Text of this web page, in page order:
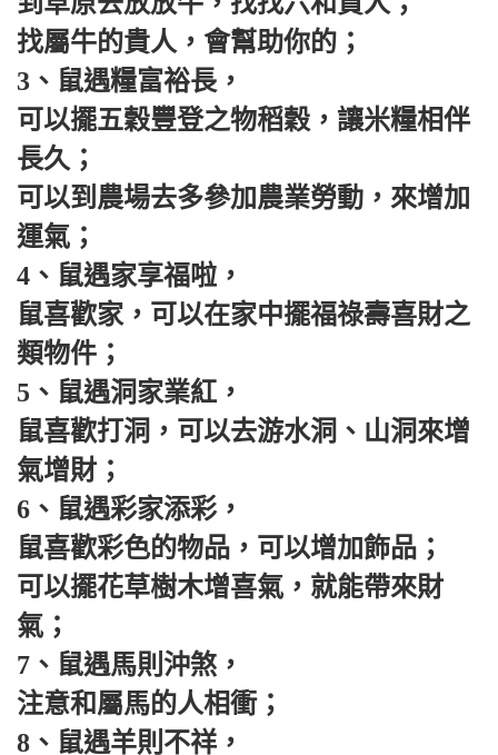
找屬牛的貴人，會幫助你的；
3、鼠遇糧富裕長，
可以擺五穀豐登之物稻穀，讓米糧相伴
長久；
可以到農場去多參加農業勞動，來增加
運氣；
4、鼠遇家享福啦，
鼠喜歡家，可以在家中擺福祿壽喜財之
類物件；
5、鼠遇洞家業紅，
鼠喜歡打洞，可以去游水洞、山洞來增
氣增財；
6、鼠遇彩家添彩，
鼠喜歡彩色的物品，可以增加飾品；
可以擺花草樹木增喜氣，就能帶來財
氣；
7、鼠遇馬則沖煞，
注意和屬馬的人相衝；
8、鼠遇羊則不祥，